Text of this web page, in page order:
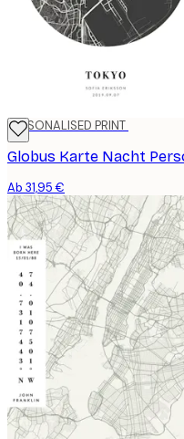
PERSONALISED PRINT
Ab 31,95 €